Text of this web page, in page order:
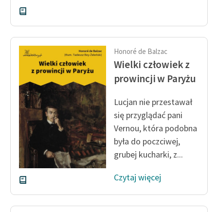
Honoré de Balzac
Wielki człowiek z
prowincji w Paryżu
Lucjan nie przestawał
się przyglądać pani
Vernou, która podobna
była do poczciwej,
grubej kucharki, z...
Czytaj więcej